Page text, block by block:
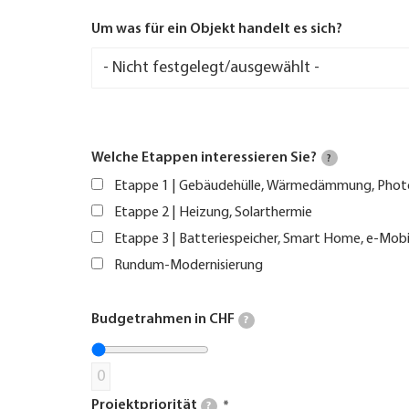
Um was für ein Objekt handelt es sich?
Welche Etappen interessieren Sie? ?
Etappe 1 | Gebäudehülle, Wärmedämmung,
Etappe 2 | Heizung, Solarthermie
Etappe 3 | Batteriespeicher, Smart Home, e-
Rundum-Modernisierung
Budgetrahmen in CHF ?
0
Projektpriorität ?